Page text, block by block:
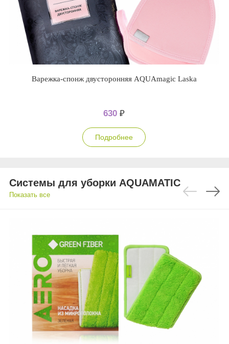
Варежка-спонж двусторонняя AQUAmagic Laska
630 ₽
Подробнее
Системы для уборки AQUAMATIC
Показать все